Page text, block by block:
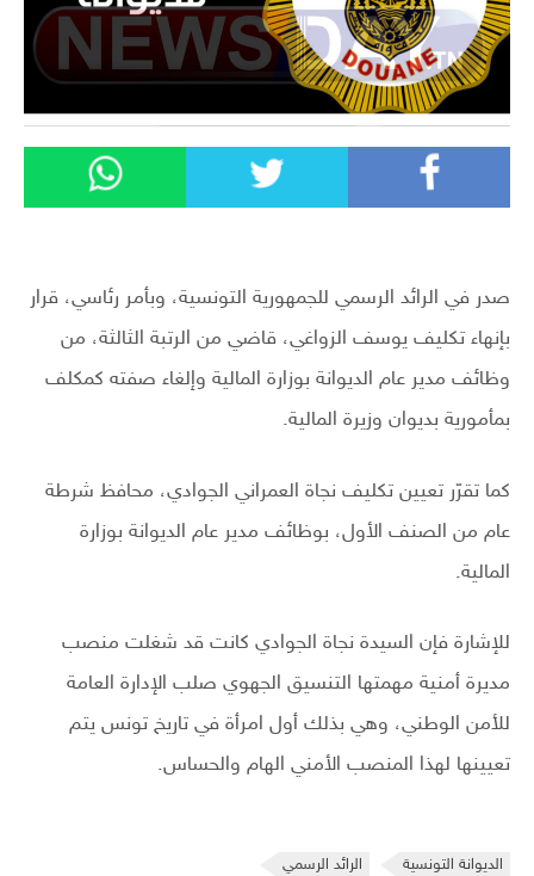
صدر في الرائد الرسمي للجمهورية التونسية، وبأمر رئاسي، قرار
بإنهاء تكليف يوسف الزواغي، قاضي من الرتبة الثالثة، من
وظائف مدير عام الديوانة بوزارة المالية وإلغاء صفته كمكلف
بمأمورية بديوان وزيرة المالية.
كما تقرّر تعيين تكليف نجاة العمراني الجوادي، محافظ شرطة
عام من الصنف الأول، بوظائف مدير عام الديوانة بوزارة
المالية.
للإشارة فإن السيدة نجاة الجوادي كانت قد شغلت منصب
مديرة أمنية مهمتها التنسيق الجهوي صلب الإدارة العامة
للأمن الوطني، وهي بذلك أول امرأة في تاريخ تونس يتم
تعيينها لهذا المنصب الأمني الهام والحساس.
الديوانة التونسية الرائد الرسمي